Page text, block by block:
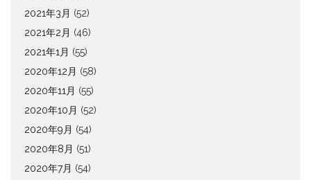
2021年3月 (52)
2021年2月 (46)
2021年1月 (55)
2020年12月 (58)
2020年11月 (55)
2020年10月 (52)
2020年9月 (54)
2020年8月 (51)
2020年7月 (54)